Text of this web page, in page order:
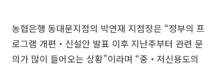
농협은행 동대문지점의 박연재 지점장은 “정부의 프
로그램 개편‧신설안 발표 이후 지난주부터 관련 문
의가 많이 들어오는 상황”이라며 “중‧저신용도의